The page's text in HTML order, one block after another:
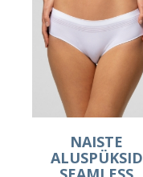
NAISTE
ALUSPÜKSID